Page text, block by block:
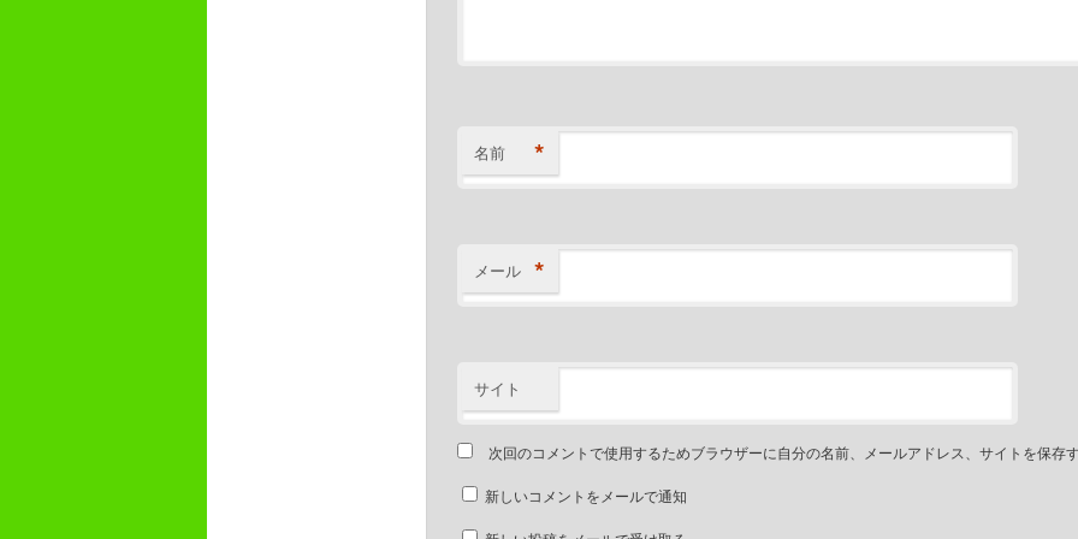
名前 *
メール *
サイト
次回のコメントで使用するためブラウザーに自分の名前、メールアドレス、サイトを保存
新しいコメントをメールで通知